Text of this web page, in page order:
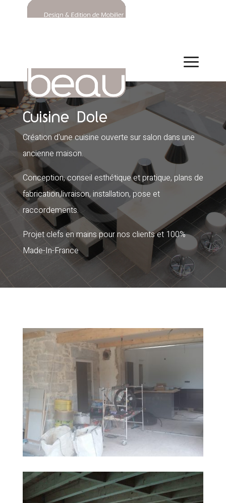
Cuisine Dole
Création d'une cuisine ouverte sur salon dans une
ancienne maison.
Conception, conseil esthétique et pratique, plans de
fabrication,livraison, installation, pose et
raccordements.
Projet clefs en mains pour nos clients et 100%
Made-In-France